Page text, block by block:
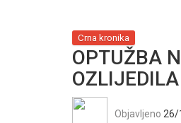
Crna kronika
OPTUŽBA
Objavljeno 26/